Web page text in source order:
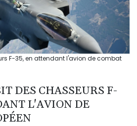
F-35, en attendant l'avion de combat
DES CHASSEURS F-
L'AVION DE